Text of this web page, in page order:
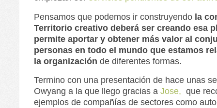
Pensamos que podemos ir construyendo la
Territorio creativo deberá ser creando esa
permite aportar y obtener más valor al
personas en todo el mundo que estamos
la organización de diferentes formas.
Termino con una presentación de hace unas
Owyang a la que llego gracias a Jose, que
ejemplos de compañías de sectores como